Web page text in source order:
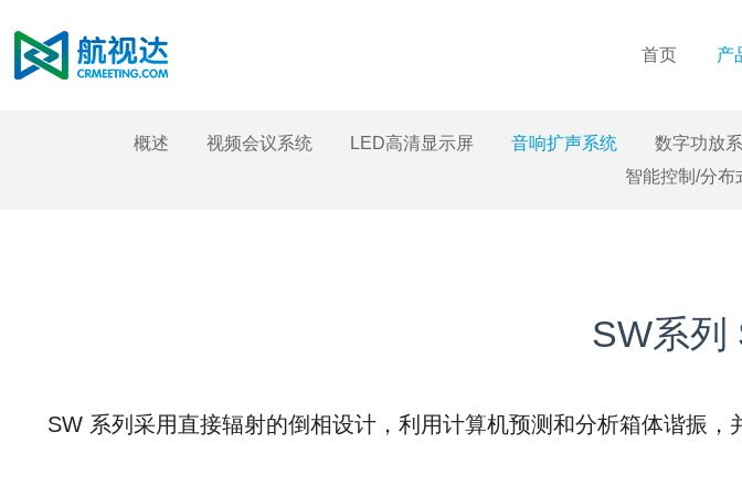
首页 产
概述 视频会议系统 LED高清显示屏 音响扩声系统 数字功放
智能控制/分布
SW系列
SW 系列采用直接辐射的倒相设计，利用计算机预测和分析箱体谐振